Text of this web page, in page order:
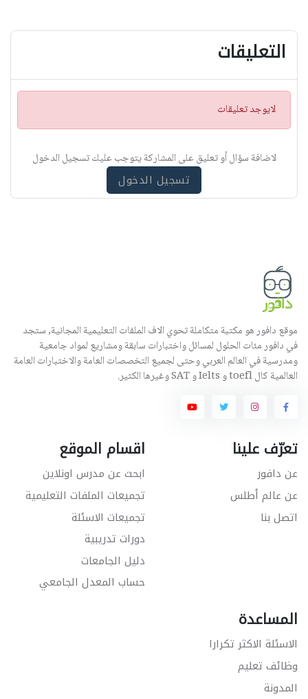
التعليقات
ت
ن
ي
لايوجد تعليقات
لاضافة سؤال أو تعليق على المشاركة يتوجب عليك تسجيل الدخول
تسجيل الدخول
موقع دافور هو مكتبة متكاملة تحوي الاف الملفات التعليمية المجانية, ستجد
في دافور مئات الحلول لمسائل واختبارات سابقة ومشاريع لمواد جامعية
ومدرسية في العالم العربي وحتى لجميع التخصصات العامة والاختبارات العامة
العالمية كال toefl و Ielts و SAT وغيرها الكثير.
تعرّف علينا
عن دافور
عن عالم أطلس
اتصل بنا
اقسام الموقع
ابحث عن مدرس اونلاين
تجميعات الملفات التعليمية
تجميعات الاسئلة
دورات تدريبية
دليل الجامعات
حساب المعدل الجامعي
المساعدة
الاسئلة الاكثر تكرارا
وظائف تعليم
المدونة